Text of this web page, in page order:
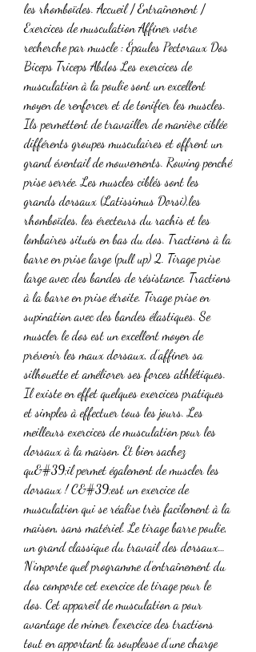
les rhomboïdes. Accueil / Entraînement /
Exercices de musculation Affiner votre
recherche par muscle : Épaules Pectoraux Dos
Biceps Triceps Abdos Les exercices de
musculation à la poulie sont un excellent
moyen de renforcer et de tonifier les muscles.
Ils permettent de travailler de manière ciblée
différents groupes musculaires et offrent un
grand éventail de mouvements. Rowing penché
prise serrée. Les muscles ciblés sont les
grands dorsaux (Latissimus Dorsi),les
rhomboïdes, les érecteurs du rachis et les
lombaires situés en bas du dos. Tractions à la
barre en prise large (pull up) 2. Tirage prise
large avec des bandes de résistance. Tractions
à la barre en prise étroite. Tirage prise en
supination avec des bandes élastiques. Se
muscler le dos est un excellent moyen de
prévenir les maux dorsaux, d’affiner sa
silhouette et améliorer ses forces athlétiques.
Il existe en effet quelques exercices pratiques
et simples à effectuer tous les jours. Les
meilleurs exercices de musculation pour les
dorsaux à la maison. Et bien sachez
qu&#39;il permet également de muscler les
dorsaux ! C&#39;est un exercice de
musculation qui se réalise très facilement à la
maison, sans matériel. Le tirage barre poulie,
un grand classique du travail des dorsaux…
N’importe quel programme d’entraînement du
dos comporte cet exercice de tirage pour le
dos. Cet appareil de musculation a pour
avantage de mimer l’exercice des tractions
tout en apportant la souplesse d’une charge